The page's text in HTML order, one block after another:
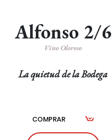
Alfonso 2/6
Vino Oloroso
La quietud de la Bodega
COMPRAR